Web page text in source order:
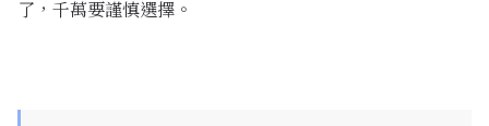
了，千萬要謹慎選擇。